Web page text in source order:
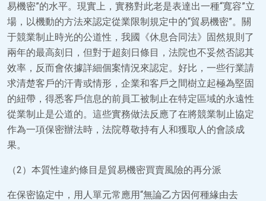
易機密”的水平。現實上，實務對此老是表達出一種“寬容”立
場，以機動的方法來認定從業限制規定中的“貿易機密”。關
于競業制止時光的公道性，我國《休息合同法》固然規則了
兩年的最高刻日，但對于超刻日條目，法院也不妥然否認其
效率，反而會依據詳細個案情況來認定。好比，一些行業請
求清楚客戶的汗青或情形，企業和客戶之間樹立起極為堅固
的紐帶，得悉客戶信息的前員工被制止在特定區域的永遠性
從業制止是公道的。這些實務做法反應了在將競業制止協定
作為一項保密辦法時，法院尊敬持有人和獲取人的會談成
果。
（2）本質性違約條目是貿易機密買賣風險的再分派
在保密協定中，用人單元常應用“無論乙方因何種緣由去